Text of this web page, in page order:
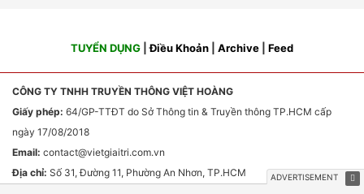
TUYỂN DỤNG |Điều Khoản Archive Feed
CÔNG TY TNHH TRUYỀN THÔNG VIỆT HOÀNG
Giấy phép: 64/GP-TTĐT do Sở Thông tin & Truyền thông TP.HCM cấp
ngày 17/08/2018
Email: contact@vietgiaitri.com.vn
Địa chỉ: Số 31, Đường 11, Phường An Nhơn, TP.HCM